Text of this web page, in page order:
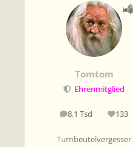
Tomtom
Ehrenmitglied
8,1 Tsd
Beiträge 133
Turnbeutelvergesser